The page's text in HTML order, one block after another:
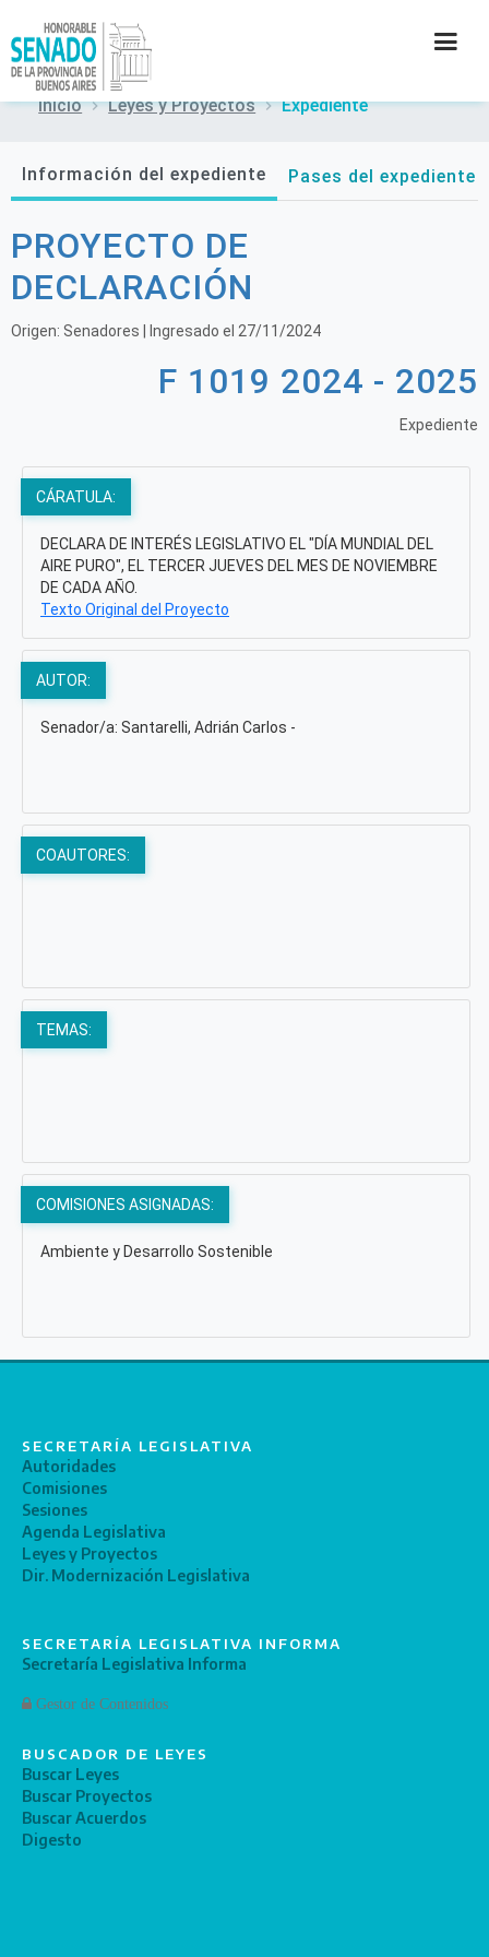
SECRETARÍAS
PRENSA
CONTACTO
Inicio Leyes y Proyectos Expediente
Información del expediente Pases del expediente
PROYECTO DE
DECLARACIÓN
Origen: Senadores | Ingresado el 27/11/2024
F 1019 2024 - 2025
Expediente
CÁRATULA:
DECLARA DE INTERÉS LEGISLATIVO EL "DÍA MUNDIAL DEL
AIRE PURO", EL TERCER JUEVES DEL MES DE NOVIEMBRE
DE CADA AÑO.
Texto Original del Proyecto
AUTOR:
Senador/a: Santarelli, Adrián Carlos -
COAUTORES:
TEMAS:
COMISIONES ASIGNADAS:
Ambiente y Desarrollo Sostenible
SECRETARÍA LEGISLATIVA
Autoridades
Comisiones
Sesiones
Agenda Legislativa
Leyes y Proyectos
Dir. Modernización Legislativa
SECRETARÍA LEGISLATIVA INFORMA
Secretaría Legislativa Informa
Gestor de Contenidos
BUSCADOR DE LEYES
Buscar Leyes
Buscar Proyectos
Buscar Acuerdos
Digesto